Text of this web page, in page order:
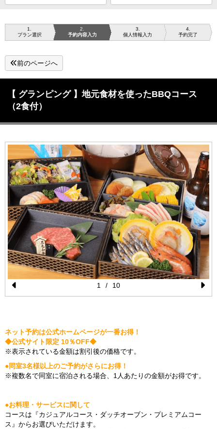
1
プラン選択
2
予約内容入力
3
個人情報入力
4
予約完了
前のページへ
【 グランピング 】地元食材を使ったBBQコース
（2食付）
Pr
o
u
s
N
1 / 10
ネット予約は公式ホームページが一番お得！
◆公式サイト限定 10％OFF◆
※表示されている金額は割引後の価格です。
●同室3名様以上のご予約がさらにお得！
※複数名で同室に宿泊される場合、1人あたりの金額がお得です。
●お料理・サービスに関して
コースは『カジュアルコース・ダッチオーブン・プレミアムコー
ス』からお選びいただけます。